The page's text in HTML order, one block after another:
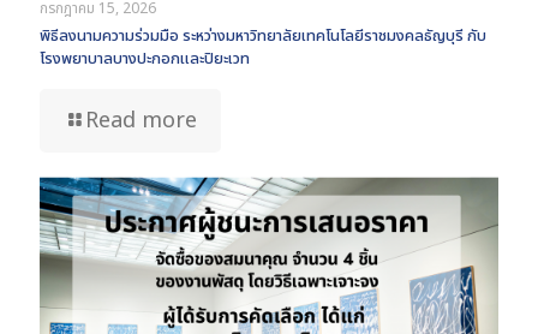
กรกฎาคม 15, 2026
พิธีลงนามความร่วมมือ ระหว่างมหาวิทยาลัยเทคโนโลยีราชมงคลธัญบุรี กับ
โรงพยาบาลบางปะกอกและปิยะเวท
Read more